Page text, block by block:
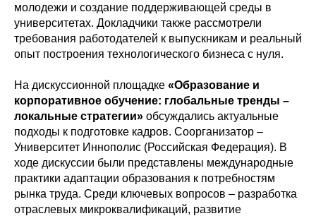
молодежи и создание поддерживающей среды в
университетах. Докладчики также рассмотрели
требования работодателей к выпускникам и реальный
опыт построения технологического бизнеса с нуля.
На дискуссионной площадке «Образование и
корпоративное обучение: глобальные тренды –
локальные стратегии» обсуждались актуальные
подходы к подготовке кадров. Соорганизатор –
Университет Иннополис (Российская Федерация). В
ходе дискуссии были представлены международные
практики адаптации образования к потребностям
рынка труда. Среди ключевых вопросов – разработка
отраслевых микроквалификаций, развитие